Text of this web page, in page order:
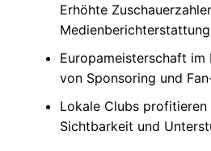
Erhöhte
Europameisterschaft im
von Sponsoring und
Lokale Clubs
Sichtbarkeit und